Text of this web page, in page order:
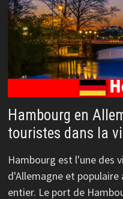
Hambourg en
touristes dans la
Hambourg est l'une des
d'Allemagne et
entier. Le port de